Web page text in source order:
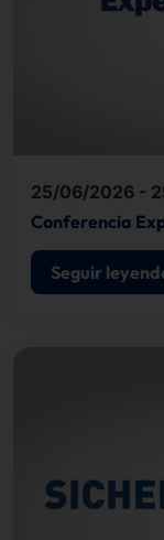
25/06/2026 -
Conferencia
Seguir